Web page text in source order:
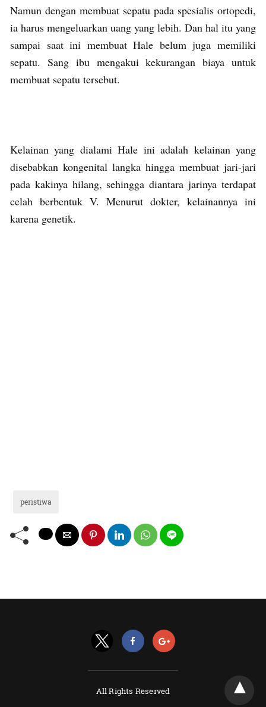
Namun dengan membuat sepatu pada spesialis ortopedi,
ia harus mengeluarkan uang yang lebih. Dan hal itu yang
sampai saat ini membuat Hale belum juga memiliki
sepatu. Sang ibu mengakui kekurangan biaya untuk
membuat sepatu tersebut.
Kelainan yang dialami Hale ini adalah kelainan yang
disebabkan kongenital langka hingga membuat jari-jari
pada kakinya hilang, sehingga diantara jarinya terdapat
celah berbentuk V. Menurut dokter, kelainannya ini
karena genetik.
peristiwa
All Rights Reserved